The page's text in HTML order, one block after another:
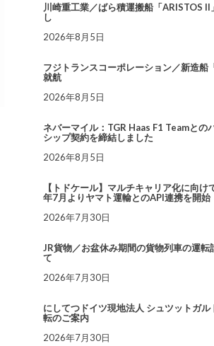
川崎重工業／ばら積運搬船「ARISTOS II
し
2026年8月5日
フジトランスコーポレーション／新造船
就航
2026年8月5日
ネバーマイル：TGR Haas F1 Teamとの
シップ契約を締結しました
2026年8月5日
【トドケール】マルチキャリア化に向け
年7月よりヤマト運輸とのAPI連携を開始
2026年7月30日
JR貨物／お盆休み期間の貨物列車の運転
て
2026年7月30日
にしてつドイツ現地法人 シュツットガル
転のご案内
2026年7月30日